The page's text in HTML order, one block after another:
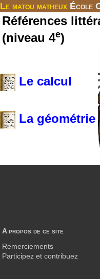
Le matou matheux École
Références
(niveau 4e)
Le calcul
La géométrie
A propos de ce site
Remerciements
Participez et contribuez